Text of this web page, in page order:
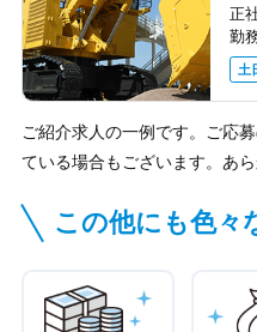
正
勤
土
ご紹介求人の一例です。ご応
ている場合もございます。あ
この他にも色々